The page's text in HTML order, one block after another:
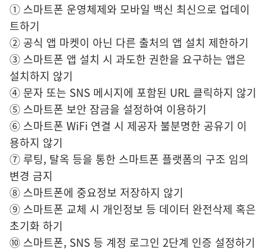
① 스마트폰 운영체제와 모바일 백신 최신으로 업데이
트하기
② 공식 앱 마켓이 아닌 다른 출처의 앱 설치 제한하기
③ 스마트폰 앱 설치 시 과도한 권한을 요구하는 앱은
설치하지 않기
④ 문자 또는 SNS 메시지에 포함된 URL 클릭하지 않기
⑤ 스마트폰 보안 잠금을 설정하여 이용하기
⑥ 스마트폰 WiFi 연결 시 제공자 불분명한 공유기 이
용하지 않기
⑦ 루팅, 탈옥 등을 통한 스마트폰 플랫폼의 구조 임의
변경 금지
⑧ 스마트폰에 중요정보 저장하지 않기
⑨ 스마트폰 교체 시 개인정보 등 데이터 완전삭제 혹은
초기화 하기
⑩ 스마트폰, SNS 등 계정 로그인 2단계 인증 설정하기